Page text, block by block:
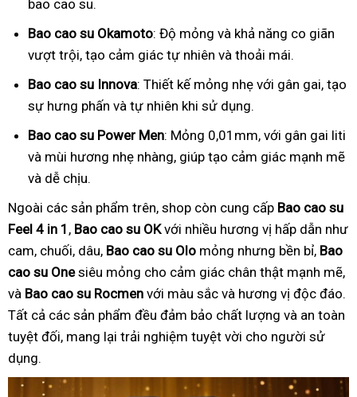
bao cao su.
Bao cao su Okamoto: Độ mỏng và khả năng co giãn
vượt trội, tạo cảm giác tự nhiên và thoải mái.
Bao cao su Innova: Thiết kế mỏng nhẹ với gân gai, tạo
sự hưng phấn và tự nhiên khi sử dụng.
Bao cao su Power Men: Mỏng 0,01mm, với gân gai liti
và mùi hương nhẹ nhàng, giúp tạo cảm giác mạnh mẽ
và dễ chịu.
Ngoài các sản phẩm trên, shop còn cung cấp Bao cao su
Feel 4 in 1 , Bao cao su OKvới nhiều hương vị hấp dẫn như
cam, chuối, dâu, Bao cao su Olo mỏng nhưng bền bỉ, Bao
cao su Onesiêu mỏng cho cảm giác chân thật mạnh mẽ,
và Bao cao su Rocmen với màu sắc và hương vị độc đáo.
Tất cả các sản phẩm đều đảm bảo chất lượng và an toàn
tuyệt đối, mang lại trải nghiệm tuyệt vời cho người sử
dụng.